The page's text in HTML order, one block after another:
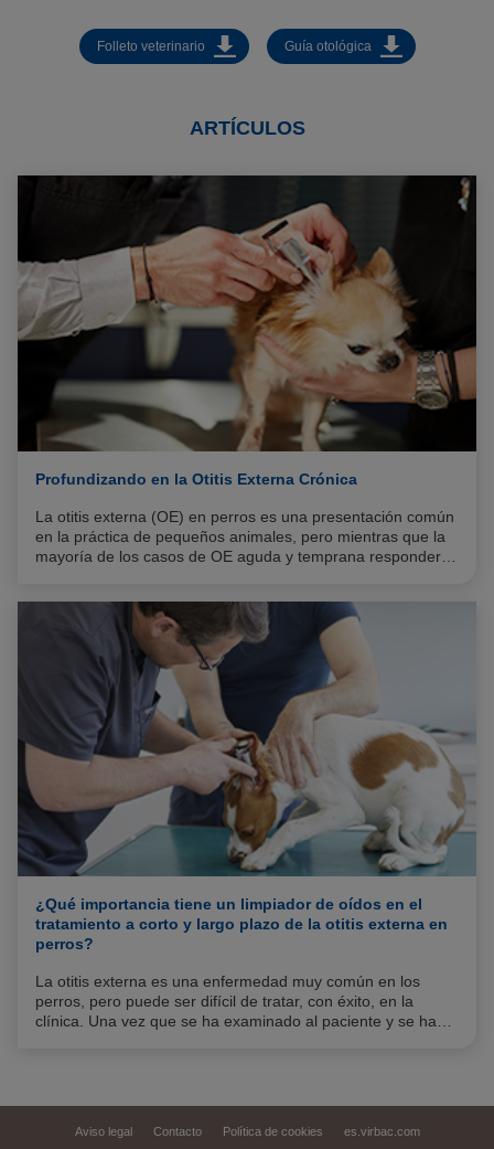
Folleto veterinario Guía otológica
ARTÍCULOS
Profundizando en la Otitis Externa Crónica
La otitis externa (OE) en perros es una presentación común
en la práctica de pequeños animales, pero mientras que la
mayoría de los casos de OE aguda y temprana responderán
¿Qué importancia tiene un limpiador de oídos en el
tratamiento a corto y largo plazo de la otitis externa en
perros?
La otitis externa es una enfermedad muy común en los
perros, pero puede ser difícil de tratar, con éxito, en la
clínica. Una vez que se ha examinado al paciente y se ha
Aviso legal Contacto Política de cookies es.virbac.com